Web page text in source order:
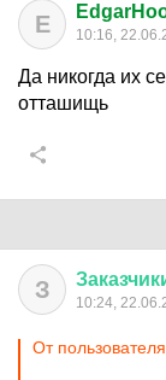
E 10:16,
Да никогда их
отташищь
З 10:24,
От пользователя